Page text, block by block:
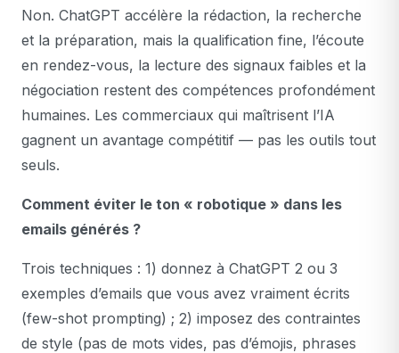
Non. ChatGPT accélère la rédaction, la recherche
et la préparation, mais la qualification fine, l’écoute
en rendez-vous, la lecture des signaux faibles et la
négociation restent des compétences profondément
humaines. Les commerciaux qui maîtrisent l’IA
gagnent un avantage compétitif — pas les outils tout
seuls.
Comment éviter le ton « robotique » dans les
emails générés ?
Trois techniques : 1) donnez à ChatGPT 2 ou 3
exemples d’emails que vous avez vraiment écrits
(few-shot prompting) ; 2) imposez des contraintes
de style (pas de mots vides, pas d’émojis, phrases